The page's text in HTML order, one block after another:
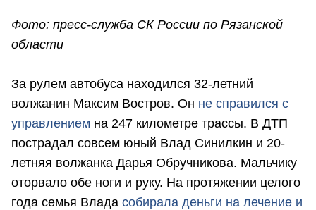
Фото: пресс-служба СК России по Рязанской
области
За рулем автобуса находился 32-летний
волжанин Максим Востров. Он не справился с
управлением на 247 километре трассы. В ДТП
пострадал совсем юный Влад Синилкин и 20-
летняя волжанка Дарья Обручникова. Мальчику
оторвало обе ноги и руку. На протяжении целого
года семья Влада собирала деньги на лечение и